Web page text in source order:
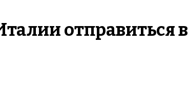
отправиться в